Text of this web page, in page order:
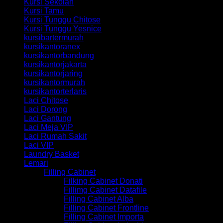
Kursi Sekolah
Kursi Tamu
Kursi Tunggu Chitose
Kursi Tunggu Yesnice
kursibartermurah
kursikantoranex
kursikantorbandung
kursikantorjakarta
kursikantorjaring
kursikantormurah
kursikantorterlaris
Laci Chitose
Laci Dorong
Laci Gantung
Laci Meja VIP
Laci Rumah Sakit
Laci VIP
Laundry Basket
Lemari
Filling Cabinet
Filking Cabinet Donati
Fillimg Cabinet Datafile
Filling Cabinet Alba
Filling Cabinet Frontline
Filling Cabinet Importa